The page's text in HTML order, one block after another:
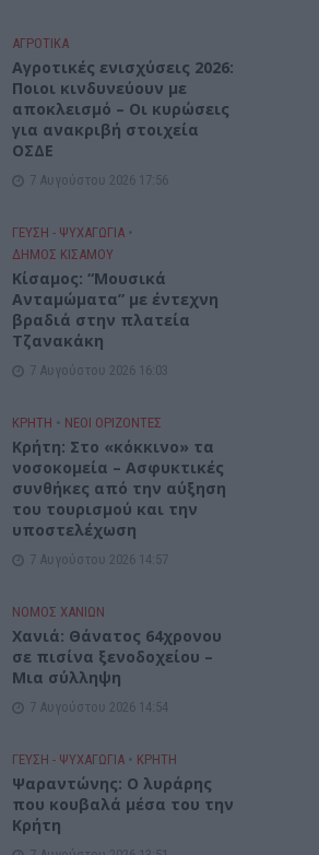
ΑΓΡΟΤΙΚΑ
Αγροτικές ενισχύσεις 2026:
Ποιοι κινδυνεύουν με
αποκλεισμό – Οι κυρώσεις
για ανακριβή στοιχεία
ΟΣΔΕ
7 Αυγούστου 2026 17:56
ΓΕΎΣΗ - ΨΥΧΑΓΩΓΊΑ •
ΔΉΜΟΣ ΚΙΣΆΜΟΥ
Κίσαμος: “Μουσικά
Ανταμώματα” με έντεχνη
βραδιά στην πλατεία
Τζανακάκη
7 Αυγούστου 2026 16:03
ΚΡΗΤΗ • ΝΕΟΙ ΟΡΙΖΟΝΤΕΣ
Κρήτη: Στο «κόκκινο» τα
νοσοκομεία – Ασφυκτικές
συνθήκες από την αύξηση
του τουρισμού και την
υποστελέχωση
7 Αυγούστου 2026 14:57
ΝΟΜΌΣ ΧΑΝΊΩΝ
Χανιά: Θάνατος 64χρονου
σε πισίνα ξενοδοχείου –
Μια σύλληψη
7 Αυγούστου 2026 14:54
ΓΕΎΣΗ - ΨΥΧΑΓΩΓΊΑ • ΚΡΗΤΗ
Ψαραντώνης: Ο λυράρης
που κουβαλά μέσα του την
Κρήτη